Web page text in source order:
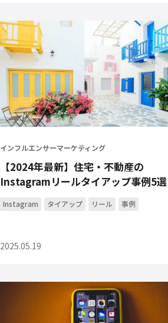
インフルエンサーマーケティング
【2024年最新】住宅・不動産の
Instagramリールタイアップ事例5選
Instagram タイアップ リール 事例
2025.05.19